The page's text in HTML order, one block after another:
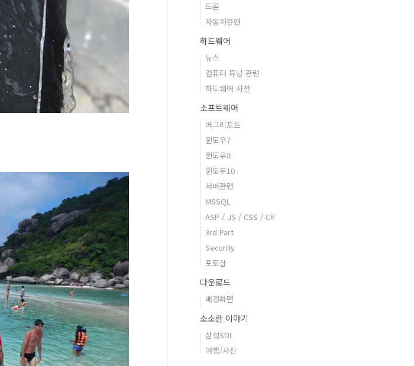
드론
자동차관련
하드웨어
뉴스
컴퓨터 튜닝 관련
하드웨어 사전
소프트웨어
버그리포트
윈도우7
윈도우8
윈도우10
서버관련
MSSQL
ASP / JS / CSS / C#
3rd Part
Security
포토샵
다운로드
배경화면
소소한 이야기
삼성SDI
여행/사진